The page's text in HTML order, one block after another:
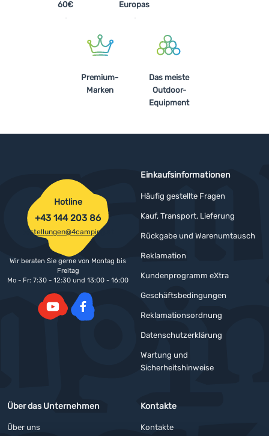
60€
Europas
Premium-
Marken
Das meiste
Outdoor-
Equipment
Einkaufsinformationen
Häufig gestellte Fragen
Kauf, Transport, Lieferung
Rückgabe und Warenumtausch
Reklamation
Kundenprogramm eXtra
Geschäftsbedingungen
Reklamationsordnung
Datenschutzerklärung
Wartung und
Sicherheitshinweise
Über das Unternehmen
Über uns
Kontakte
Kontakte
Hotline
+43 144 203 86
bestellungen@4camping.at
Wir beraten Sie gerne von Montag bis
Freitag
Mo - Fr: 7:30 - 12:30 und 13:00 - 16:00